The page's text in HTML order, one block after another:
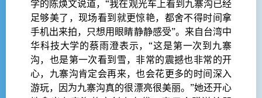
学的陈焕文说道，“我在观光车上看到九寨沟已经
足够美了，现场看到就更惊艳，都舍不得时间拿
手机出来拍，只想用眼睛静静感受”。来自台湾中
华科技大学的蔡雨澄表示，“这是第一次到九寨
沟，也是第一次看到雪，非常的震撼也非常的开
心，九寨沟肯定会再来，也会花更多的时间深入
游玩，因为九寨沟真的很漂亮很美丽。”她还开心